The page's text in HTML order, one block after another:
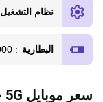
نظام التشغيل
البطارية : 5000 مللي أمبير
سعر موبايل Xiaomi Redmi Note 13 Pro+ 5G